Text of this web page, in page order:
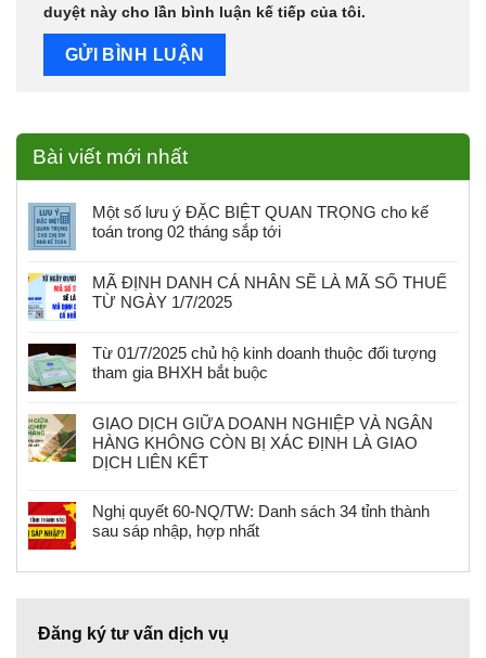
duyệt này cho lần bình luận kế tiếp của tôi.
Bài viết mới nhất
Một số lưu ý ĐẶC BIỆT QUAN TRỌNG cho kế
toán trong 02 tháng sắp tới
MÃ ĐỊNH DANH CÁ NHÂN SẼ LÀ MÃ SỐ THUẾ
TỪ NGÀY 1/7/2025
Từ 01/7/2025 chủ hộ kinh doanh thuộc đối tượng
tham gia BHXH bắt buộc
GIAO DỊCH GIỮA DOANH NGHIỆP VÀ NGÂN
HÀNG KHÔNG CÒN BỊ XÁC ĐỊNH LÀ GIAO
DỊCH LIÊN KẾT
Nghị quyết 60-NQ/TW: Danh sách 34 tỉnh thành
sau sáp nhập, hợp nhất
Đăng ký tư vấn dịch vụ